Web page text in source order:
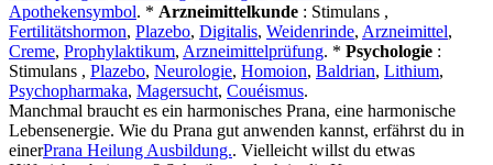
Apothekensymbol. * Arzneimittelkunde : Stimulans ,
Fertilitätshormon, Plazebo, Digitalis, Weidenrinde, Arzneimittel,
Creme, Prophylaktikum, Arzneimittelprüfung. * Psychologie :
Stimulans , Plazebo, Neurologie, Homoion, Baldrian, Lithium,
Psychopharmaka, Magersucht, Couéismus.
Manchmal braucht es ein harmonisches Prana, eine harmonische
Lebensenergie. Wie du Prana gut anwenden kannst, erfährst du in
einerPrana Heilung Ausbildung.. Vielleicht willst du etwas